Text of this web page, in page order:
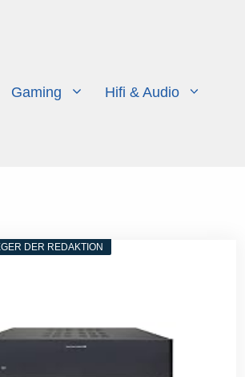
Gaming
Hifi & Audio
DER REDAKTION